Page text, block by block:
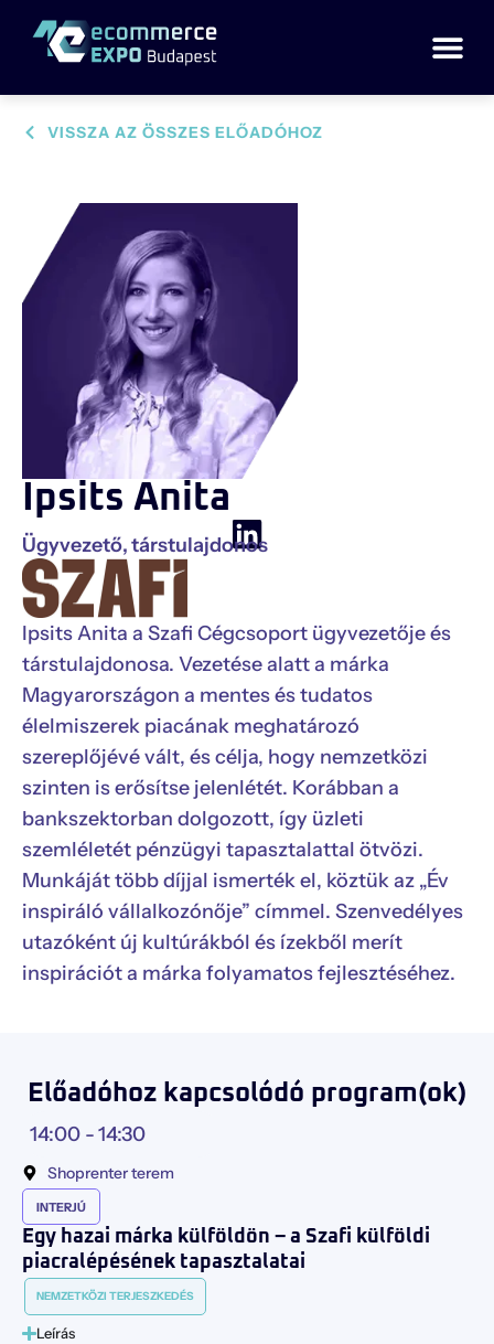
VISSZA AZ ÖSSZES ELŐADÓHOZ
Ipsits Anita
Ügyvezető, társtulajdonos
IpsitsAnita a Szafi Cégcsoport ügyvezetője és
társtulajdonosa. Vezetése alatt a márka
Magyarországon a mentes és tudatos
élelmiszerek piacának meghatározó
szereplőjévé vált, és célja, hogy nemzetközi
szinten is erősítse jelenlétét. Korábban a
bankszektorban dolgozott, így üzleti
szemléletét pénzügyi tapasztalattal ötvözi.
Munkáját több díjjal ismerték el, köztük az „Év
inspiráló vállalkozónője” címmel. Szenvedélyes
utazóként új kultúrákból és ízekből merít
inspirációt a márka folyamatos fejlesztéséhez.
Előadóhoz kapcsolódó program(ok)
14:00 -14:30
Shoprenter terem
INTERJÚ
Egy hazai márka külföldön – a Szafi külföldi
piacralépésének tapasztalatai
NEMZETKÖZI TERJESZKEDÉS
Leírás